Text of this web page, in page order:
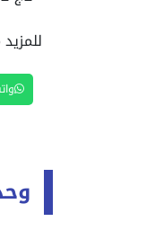
للمزيد